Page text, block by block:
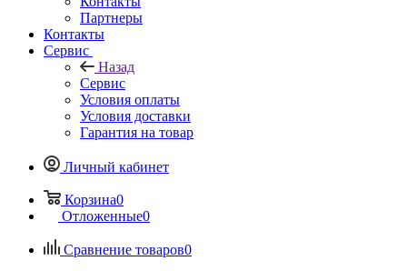
Партнеры
Контакты
Сервис
Назад
Сервис
Условия оплаты
Условия доставки
Гарантия на товар
Личный кабинет
Корзина0
Отложенные0
Сравнение товаров0